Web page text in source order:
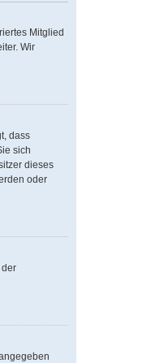
Mitglied
Wir
dass
sich
dieses
oder
der